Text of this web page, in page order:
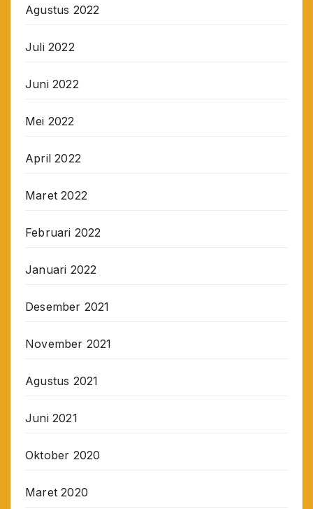
Agustus 2022
Juli 2022
Juni 2022
Mei 2022
April 2022
Maret 2022
Februari 2022
Januari 2022
Desember 2021
November 2021
Agustus 2021
Juni 2021
Oktober 2020
Maret 2020